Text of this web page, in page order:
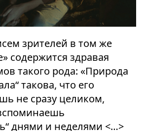
зрителей в том же
содержится здравая
такого рода: «Природа
такова, что его
не сразу целиком,
днями и неделями <…>